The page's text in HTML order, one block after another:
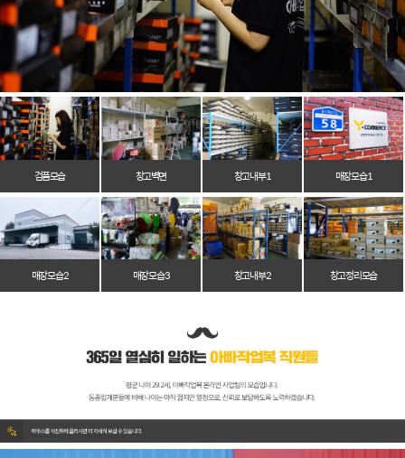
검품모습 창고벽면 창고 내부 1 매장 모습 1
매장 모습 2 매장 모습 3 창고 내부 2 창고 정리 모습